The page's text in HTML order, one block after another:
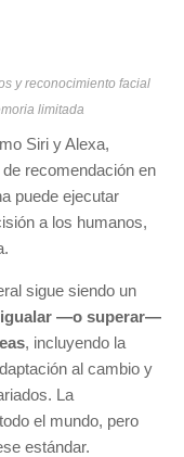
y reconocimiento facial
limitada
Siri y Alexa,
recomendación en
puede ejecutar
a los humanos,
sigue siendo un
igualar —o superar—
, incluyendo la
al cambio y
La
el mundo, pero
estándar.